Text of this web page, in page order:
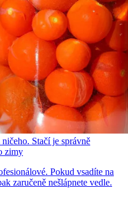
Stačí je správně
zimy
Pokud vsadíte na
zaručeně nešlápnete vedle.